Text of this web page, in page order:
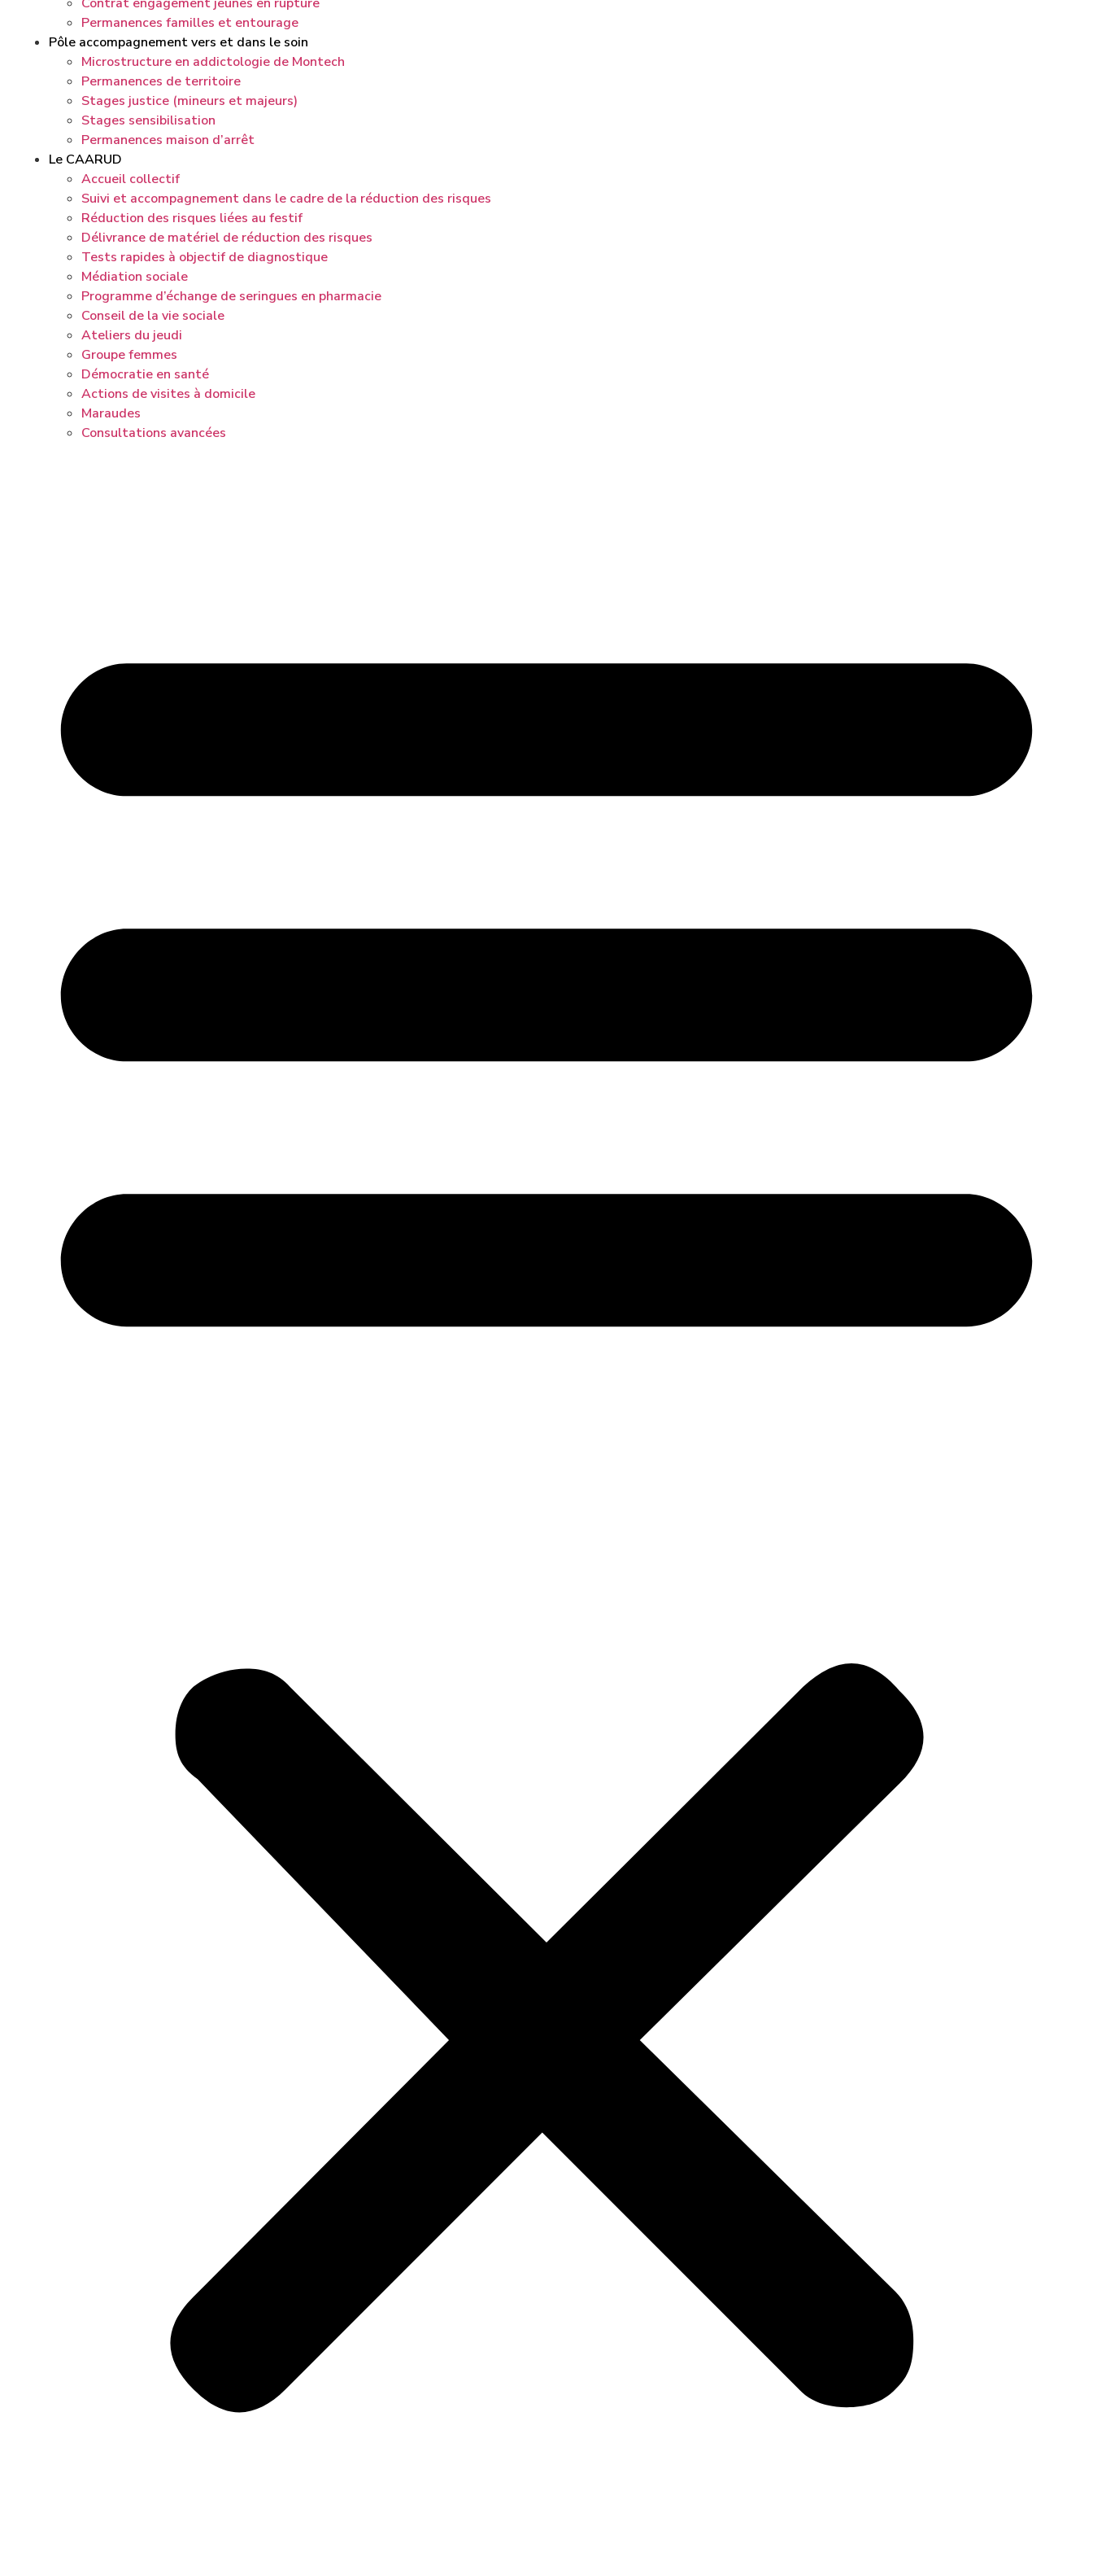
Permanences familles et entourage
Pôle accompagnement vers et dans le soin
Microstructure en addictologie de Montech
Permanences de territoire
Stages justice (mineurs et majeurs)
Stages sensibilisation
Permanences maison d’arrêt
Le CAARUD
Accueil collectif
Suivi et accompagnement dans le cadre de la réduction des risques
Réduction des risques liées au festif
Délivrance de matériel de réduction des risques
Tests rapides à objectif de diagnostique
Médiation sociale
Programme d’échange de seringues en pharmacie
Conseil de la vie sociale
Ateliers du jeudi
Groupe femmes
Démocratie en santé
Actions de visites à domicile
Maraudes
Consultations avancées